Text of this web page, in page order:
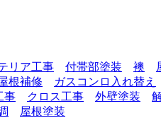
リア工事 付帯部塗装 襖
根補修 ガスコンロ入れ替え
事 クロス工事 外壁塗装
屋根塗装